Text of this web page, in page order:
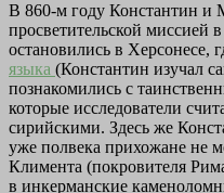
В 860-м году Константин
просветительской миссией в
остановились в Херсонесе,
языка (Константин изучал
познакомились с
которые исследователи
сирийскими. Здесь же
уже полвека прихожане не
Климента (покровителя
в инкерманские